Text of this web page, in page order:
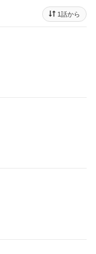
1話から